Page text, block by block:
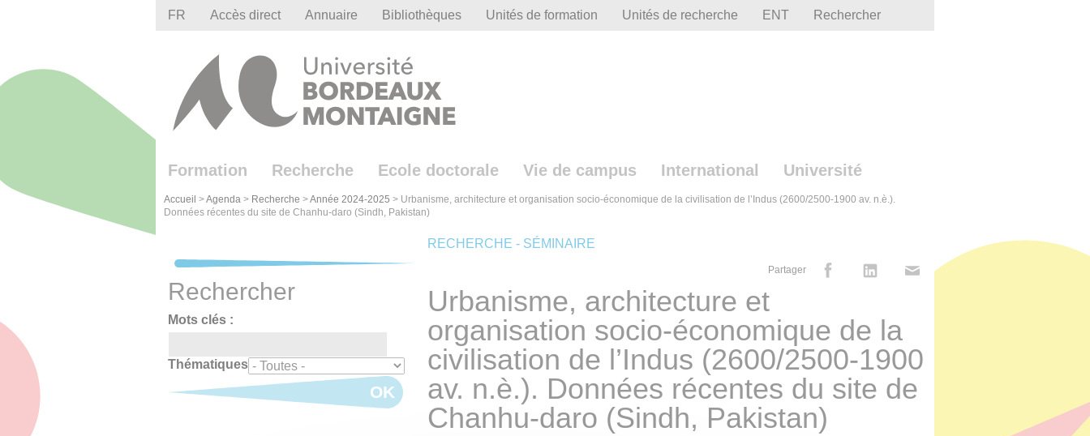
FR Accès direct Annuaire Bibliothèques Unités de formation Unités de recherche ENT Rechercher
Formation Recherche Ecole doctorale Vie de campus International Université
Accueil >Agenda > Recherche >Année 2024-2025 > Urbanisme, architecture et organisation socio-économique de la civilisation de l’Indus (2600/2500-1900 av. n.è.).
Données récentes du site de Chanhu-daro (Sindh, Pakistan)
RECHERCHE - SÉMINAIRE
Partager
Urbanisme, architecture et
organisation socio-économique de la
civilisation de l’Indus (2600/2500-1900
av. n.è.). Données récentes du site de
Chanhu-daro (Sindh, Pakistan)
Rechercher
Mots clés :
Thématiques
OK